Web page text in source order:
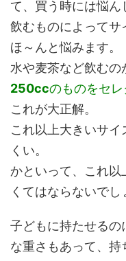
て、買う時には悩ん
飲むものによってサ
ほ～んと悩みます。
水や麦茶など飲むの
250ccのものをセレ
これが大正解。
これ以上大きいサ
くい。
かといって、これ
くてはならないでし
子どもに持たせるの
な重さもあって、持